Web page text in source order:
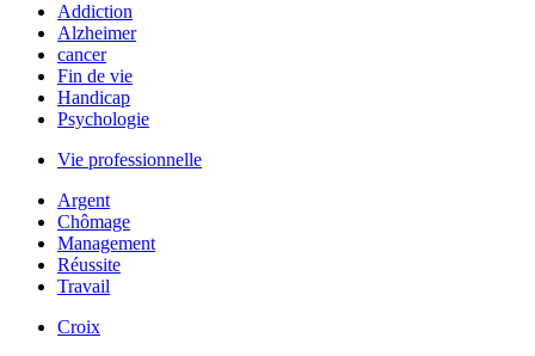
Addiction
Alzheimer
cancer
Fin de vie
Handicap
Psychologie
Vie professionnelle
Argent
Chômage
Management
Réussite
Travail
Croix